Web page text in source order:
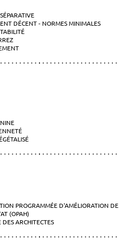
DÉCENT - NORMES MINIMALES
PROGRAMMÉE D'AMÉLIORATION DE
(OPAH)
ARCHITECTES